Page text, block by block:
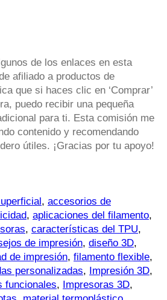
de los enlaces en esta
afiliado a productos de
que si haces clic en ‘Comprar’
puedo recibir una pequeña
para ti. Esta comisión me
contenido y recomendando
útiles. ¡Gracias por tu apoyo!
, accesorios de
, aplicaciones del filamento,
, características del TPU,
de impresión, diseño 3D,
de impresión, filamento flexible,
personalizadas, Impresión 3D,
funcionales, Impresoras 3D,